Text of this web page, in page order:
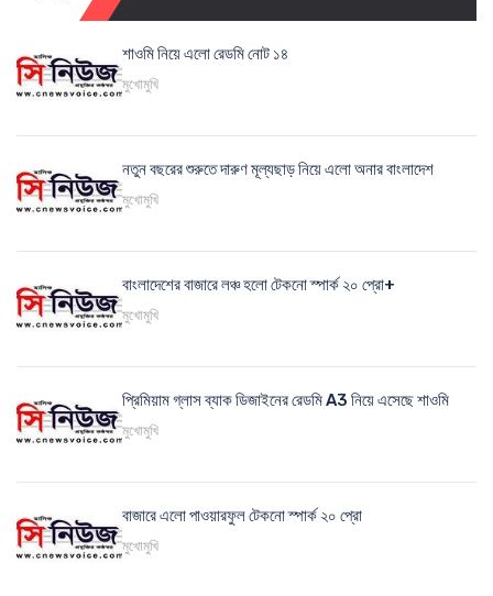
শাওমি নিয়ে এলো রেডমি নোট ১৪
মুখোমুখি
নতুন বছরের শুরুতে দারুণ মূল্যছাড় নিয়ে এলো অনার বাংলাদেশ
মুখোমুখি
বাংলাদেশের বাজারে লঞ্চ হলো টেকনো স্পার্ক ২০ প্রো+
মুখোমুখি
প্রিমিয়াম গ্লাস ব্যাক ডিজাইনের রেডমি A3 নিয়ে এসেছে শাওমি
মুখোমুখি
বাজারে এলো পাওয়ারফুল টেকনো স্পার্ক ২০ প্রো
মুখোমুখি